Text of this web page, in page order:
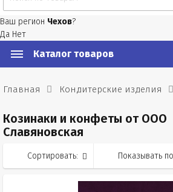
Ваш регион Чехов?
Да Нет
Каталог товаров
Главная Кондитерские изделия
Козинаки и конфеты от ООО
Славяновская
Сортировать: Показывать